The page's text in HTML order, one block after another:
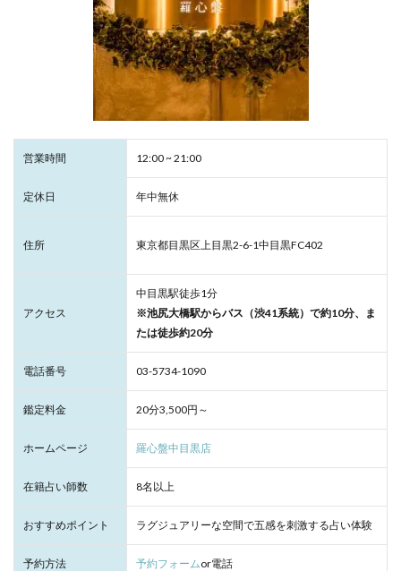
営業時間 12:00 ~ 21:00
定休日 年中無休
住所 東京都目黒区上目黒2-6-1中目黒FC402
アクセス
中目黒駅徒歩1分
※池尻大橋駅からバス（渋41系統）で約10分、ま
たは徒歩約20分
電話番号 03-5734-1090
鑑定料金 20分3,500円～
ホームページ 羅心盤中目黒店
在籍占い師数 8名以上
おすすめポイント ラグジュアリーな空間で五感を刺激する占い体験
予約方法 予約フォームor電話